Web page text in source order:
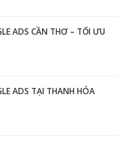
ADS CẦN THƠ – TỐI ƯU
ADS TẠI THANH HÓA